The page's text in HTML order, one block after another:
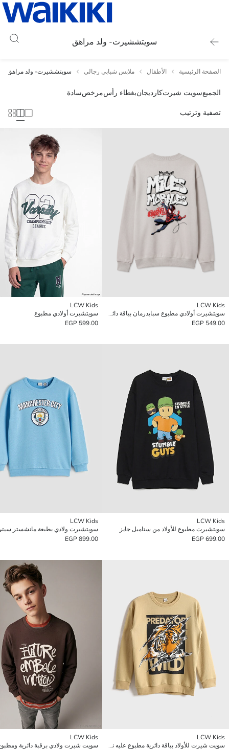
سويتششيرت- ولد مراهق
الصفحة الرئيسية الأطفال ملابس شبابي رجالي سويتششيرت- ولد مراهق
الجميعسويت شيرتكارديجانبغطاء رأسمرخصسادة
تصفية وترتيب
LCW Kids
سويتشيرت أولادي مطبوع سبايدرمان بياقة دائرية
549.00 EGP
LCW Kids
سويتشيرت أولادي مطبوع
599.00 EGP
LCW Kids
سويتشيرت مطبوع للأولاد من ستامبل جايز
699.00 EGP
LCW Kids
899.00 EGP
LCW Kids
سويت شيرت للأولاد بياقة دائرية مطبوع عليه نمر
LCW Kids
سويت شيرت ولادي برقبة دائرية